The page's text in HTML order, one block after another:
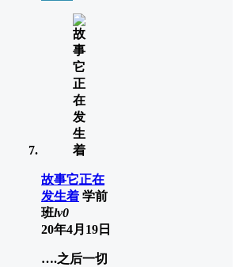
故事它正在
发生着 学前
班lv0
20年4月19日
….之后一切